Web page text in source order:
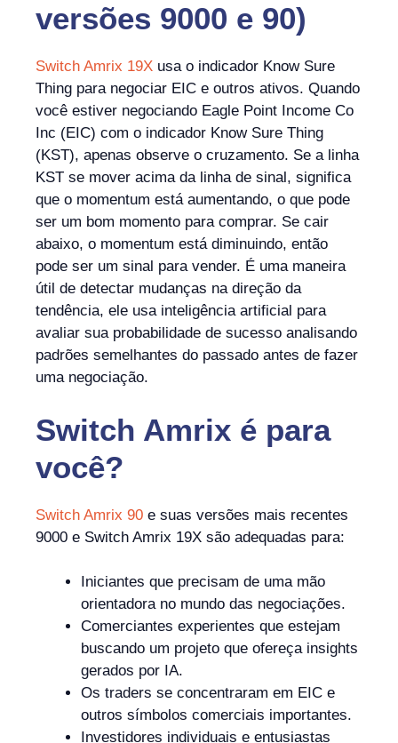
versões 9000 e 90)
Switch Amrix 19X usa o indicador Know Sure
Thing para negociar EIC e outros ativos. Quando
você estiver negociando Eagle Point Income Co
Inc (EIC) com o indicador Know Sure Thing
(KST), apenas observe o cruzamento. Se a linha
KST se mover acima da linha de sinal, significa
que o momentum está aumentando, o que pode
ser um bom momento para comprar. Se cair
abaixo, o momentum está diminuindo, então
pode ser um sinal para vender. É uma maneira
útil de detectar mudanças na direção da
tendência, ele usa inteligência artificial para
avaliar sua probabilidade de sucesso analisando
padrões semelhantes do passado antes de fazer
uma negociação.
Switch Amrix é para
você?
Switch Amrix 90 e suas versões mais recentes
9000 e Switch Amrix 19X são adequadas para:
Iniciantes que precisam de uma mão
orientadora no mundo das negociações.
Comerciantes experientes que estejam
buscando um projeto que ofereça insights
gerados por IA.
Os traders se concentraram em EIC e
outros símbolos comerciais importantes.
Investidores individuais e entusiastas